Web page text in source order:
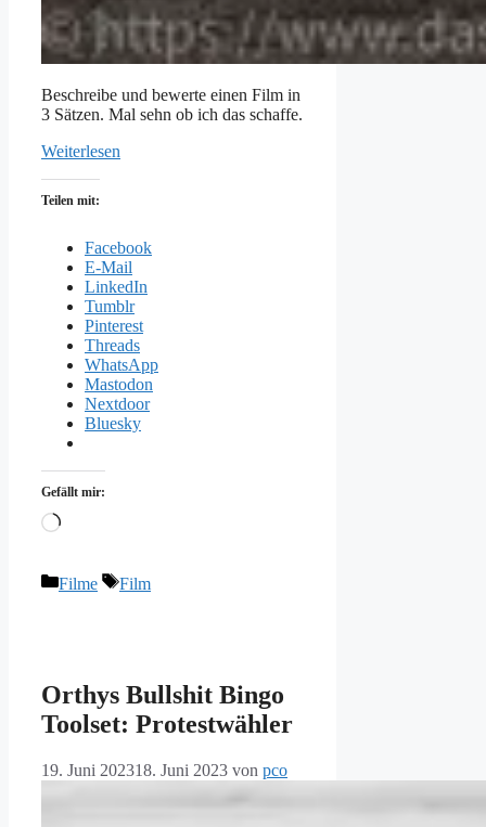
Beschreibe und bewerte einen Film in
3 Sätzen. Mal sehn ob ich das schaffe.
Weiterlesen
Teilen mit:
Facebook
E-Mail
LinkedIn
Tumblr
Pinterest
Threads
WhatsApp
Mastodon
Nextdoor
Bluesky
Gefällt mir:
Wird
Kategorien
Filme Schlagwörter
Film
Orthys Bullshit Bingo
Toolset: Protestwähler
19. Juni 202318. Juni 2023 von pco